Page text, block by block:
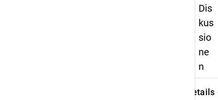
Dis
kus
sio
ne
n
Details